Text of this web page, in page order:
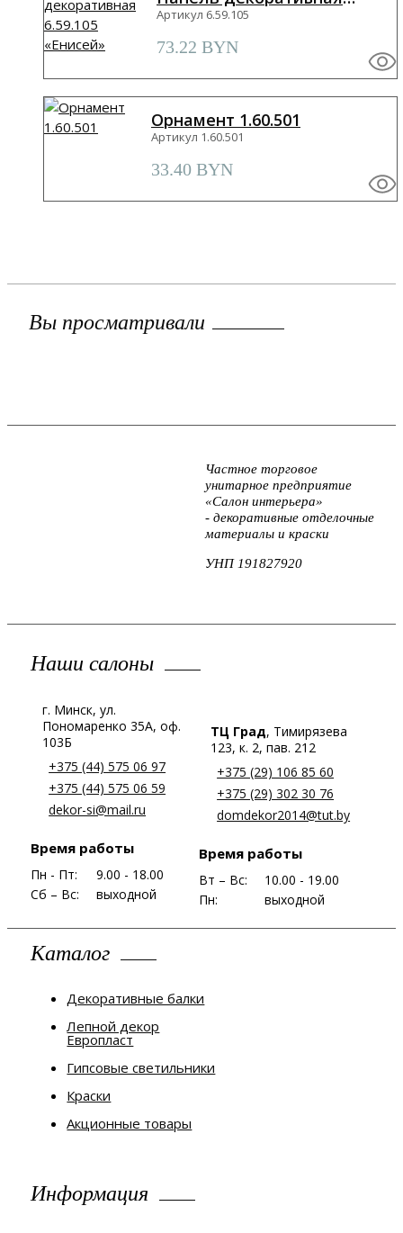
6.59.105 «Енисей»
Артикул 6.59.105
73.22 BYN
Орнамент 1.60.501
Артикул 1.60.501
33.40 BYN
Вы просматривали
Частное торговое
унитарное предприятие
«Салон интерьера»
- декоративные отделочные
материалы и краски
УНП 191827920
Наши салоны
г. Минск, ул.
Пономаренко 35А, оф.
103Б
+375 (44) 575 06 97
+375 (44) 575 06 59
dekor-si@mail.ru
Время работы
Пн - Пт:
9.00 - 18.00
Сб – Вс:
выходной
ТЦ Град, Тимирязева
123, к. 2, пав. 212
+375 (29) 106 85 60
+375 (29) 302 30 76
domdekor2014@tut.by
Время работы
Вт – Вс:
10.00 - 19.00
Пн:
выходной
Каталог
Декоративные балки
Лепной декор
Европласт
Гипсовые светильники
Краски
Акционные товары
Информация